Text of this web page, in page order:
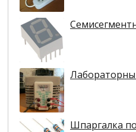
Шпаргалка